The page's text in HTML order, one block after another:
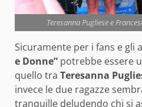
Teresanna Pugliese e
Sicuramente per i fans e gli
e Donne” potrebbe essere
quello tra Teresanna
invece le due ragazze
tranquille deludendo chi si